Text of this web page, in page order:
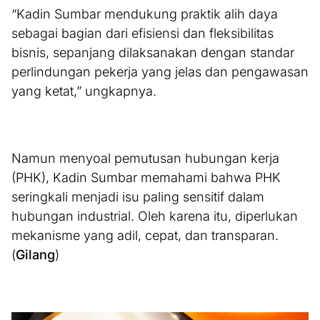
“Kadin Sumbar mendukung praktik alih daya
sebagai bagian dari efisiensi dan fleksibilitas
bisnis, sepanjang dilaksanakan dengan standar
perlindungan pekerja yang jelas dan pengawasan
yang ketat,” ungkapnya.
Namun menyoal pemutusan hubungan kerja
(PHK), Kadin Sumbar memahami bahwa PHK
seringkali menjadi isu paling sensitif dalam
hubungan industrial. Oleh karena itu, diperlukan
mekanisme yang adil, cepat, dan transparan.
(Gilang)